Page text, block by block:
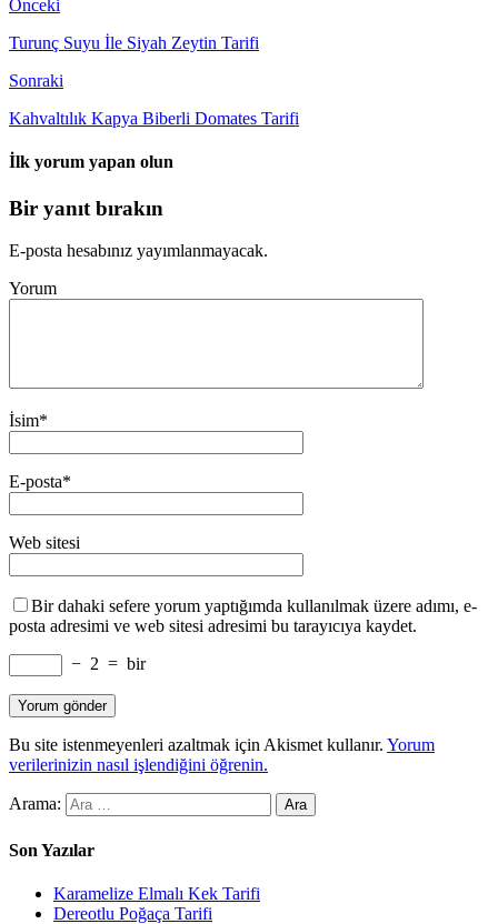
Önceki
Turunç Suyu İle Siyah Zeytin Tarifi
Sonraki
Kahvaltılık Kapya Biberli Domates Tarifi
İlk yorum yapan olun
Bir yanıt bırakın
E-posta hesabınız yayımlanmayacak.
Yorum
İsim*
E-posta*
Web sitesi
Bir dahaki sefere yorum yaptığımda kullanılmak üzere adımı, e-
posta adresimi ve web sitesi adresimi bu tarayıcıya kaydet.
− 2 = bir
Bu site istenmeyenleri azaltmak için Akismet kullanır. Yorum
verilerinizin nasıl işlendiğini öğrenin.
Arama:
Son Yazılar
Karamelize Elmalı Kek Tarifi
Dereotlu Poğaça Tarifi